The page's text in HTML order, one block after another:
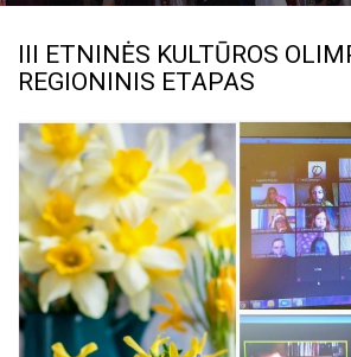
III ETNINĖS KULTŪROS
REGIONINIS ETAPAS